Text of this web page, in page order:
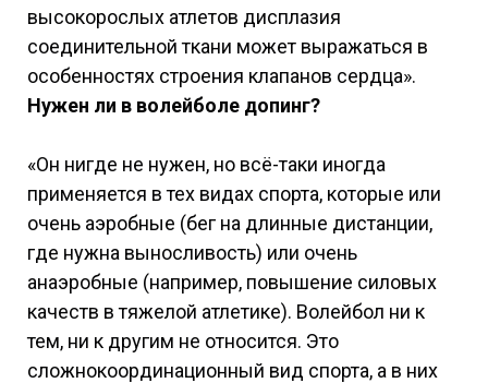
высокорослых атлетов дисплазия
соединительной ткани может выражаться в
особенностях строения клапанов сердца».
Нужен ли в волейболе допинг?
«Он нигде не нужен, но всё-таки иногда
применяется в тех видах спорта, которые или
очень аэробные (бег на длинные дистанции,
где нужна выносливость) или очень
анаэробные (например, повышение силовых
качеств в тяжелой атлетике). Волейбол ни к
тем, ни к другим не относится. Это
сложнокоординационный вид спорта, а в них